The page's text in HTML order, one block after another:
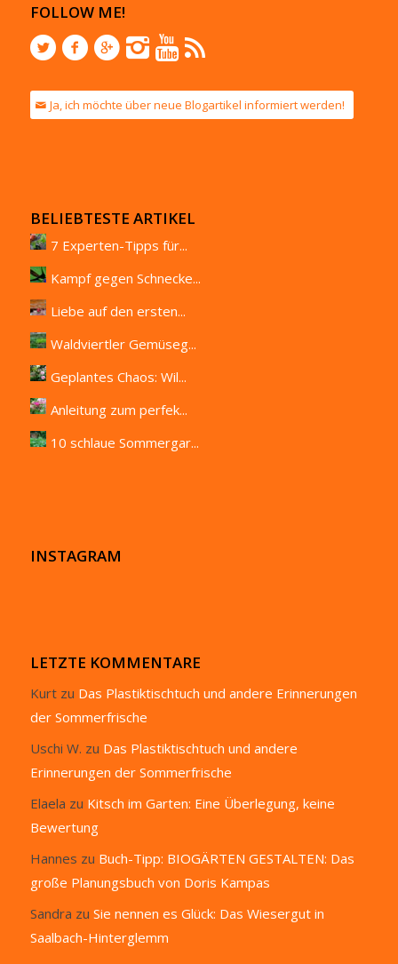
FOLLOW ME!
Ja, ich möchte über neue Blogartikel informiert werden!
BELIEBTESTE ARTIKEL
7 Experten-Tipps für...
Kampf gegen Schnecke...
Liebe auf den ersten...
Waldviertler Gemüseg...
Geplantes Chaos: Wil...
Anleitung zum perfek...
10 schlaue Sommergar...
INSTAGRAM
LETZTE KOMMENTARE
Kurtzu Das Plastiktischtuch und andere Erinnerungen
der Sommerfrische
Uschi W. zu Das Plastiktischtuch und andere
Erinnerungen der Sommerfrische
Elaela zu Kitsch im Garten: Eine Überlegung, keine
Bewertung
Hannes zu Buch-Tipp: BIOGÄRTEN GESTALTEN: Das
große Planungsbuch von Doris Kampas
Sandra zu Sie nennen es Glück: Das Wiesergut in
Saalbach-Hinterglemm